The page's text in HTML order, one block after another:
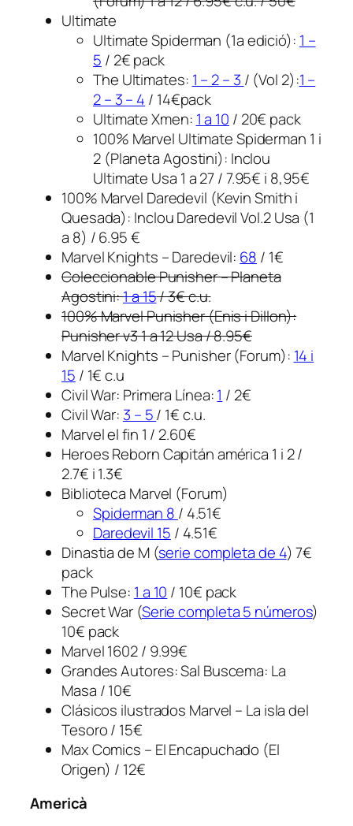
Ultimate
Ultimate Spiderman (1a edició): 1 –
5 / 2€ pack
The Ultimates: 1 – 2 – 3 / (Vol 2):1 –
2 – 3 – 4 / 14€pack
Ultimate Xmen: 1 a 10 / 20€ pack
100% Marvel Ultimate Spiderman 1 i
2 (Planeta Agostini): Inclou
Ultimate Usa 1 a 27 / 7.95€ i 8,95€
100% Marvel Daredevil (Kevin Smith i
Quesada): Inclou Daredevil Vol.2 Usa (1
a 8) / 6.95 €
Marvel Knights – Daredevil: 68 / 1€
Coleccionable Punisher – Planeta
Agostini:1 a 15/ 3€ c.u.
100% Marvel Punisher (Enis i Dillon):
Punisher v3 1 a 12 Usa / 8.95€
Marvel Knights – Punisher (Forum): 14 i
15 / 1€ c.u
Civil War: Primera Línea:1 / 2€
Civil War: 3 – 5/ 1€ c.u.
Marvel el fin 1 / 2.60€
Heroes Reborn Capitán américa 1 i 2 /
2.7€ i 1.3€
Biblioteca Marvel (Forum)
Spiderman 8 / 4.51€
Daredevil 15 / 4.51€
Dinastia de M (serie completa de 4) 7€
pack
The Pulse: 1 a 10 / 10€ pack
Secret War (Serie completa 5 números)
10€ pack
Marvel 1602 / 9.99€
Grandes Autores: Sal Buscema: La
Masa / 10€
Clásicos ilustrados Marvel – La isla del
Tesoro / 15€
Max Comics – El Encapuchado (El
Origen) / 12€
Americà